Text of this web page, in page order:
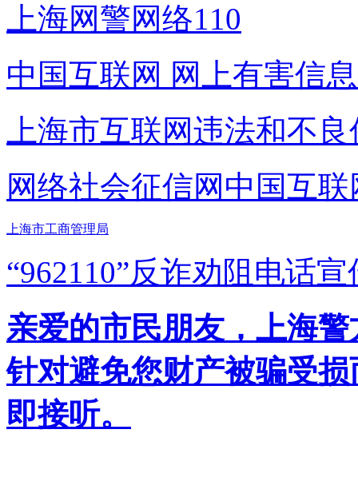
上海网警网络110
中国互联网 网上有害信
上海市互联网违法和不
网络社会征信网 中国互
上海市工商管理局
“962110”反诈劝阻电话宣
亲爱的市民朋友，上海
针对避免您财产被骗受
即接听。